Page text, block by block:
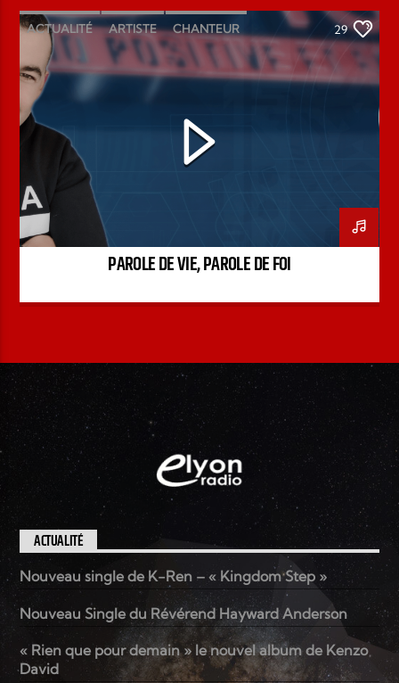
ACTUALITÉ ARTISTE CHANTEUR
ÉMISSION INTERVIEW KENZO DAVID
PAROLE DE FOI
PODCAST
29
PAROLE DE VIE, PAROLE DE FOI
ACTUALITÉ
Nouveau single de K-Ren – « Kingdom Step »
Nouveau Single du Révérend Hayward Anderson
« Rien que pour demain » le nouvel album de Kenzo
David